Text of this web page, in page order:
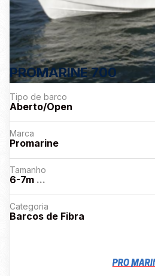
PROMARINE 700
Tipo de barco
Aberto/Open
Marca
Promarine
Tamanho
6-7m ...
Categoria
Barcos de Fibra